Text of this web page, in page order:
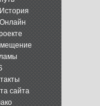
История
Онлайн
сайта